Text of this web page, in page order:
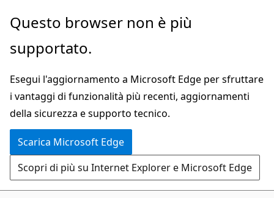
Ignora
passa
contenuto
principale
Questo browser non è più
supportato.
Esegui l'aggiornamento a Microsoft Edge per sfruttare
i vantaggi di funzionalità più recenti, aggiornamenti
della sicurezza e supporto tecnico.
Scarica Microsoft Edge
Scopri di più su Internet Explorer e Microsoft Edge